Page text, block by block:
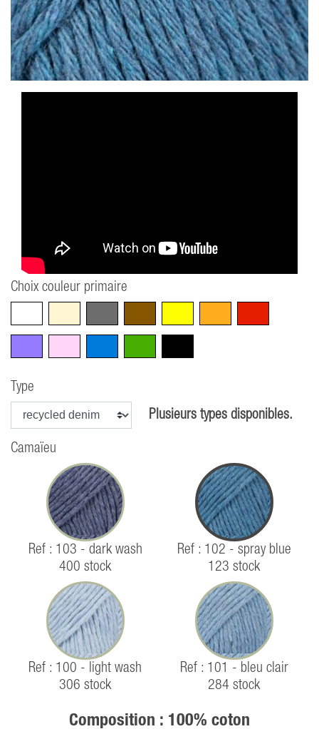
Choix couleur primaire
Type
Plusieurs types disponibles.
Camaïeu
Ref : 103 - dark wash
400 stock
Ref : 102 - spray blue
123 stock
Ref : 100 - light wash
306 stock
Ref : 101 - bleu clair
284 stock
Composition : 100% coton